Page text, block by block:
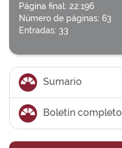
Página final: 22.196
Número de páginas: 63
Entradas: 33
Sumario
Boletín completo